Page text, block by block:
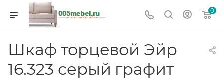
0
Шкаф торцевой Эйр
16.323 серый графит